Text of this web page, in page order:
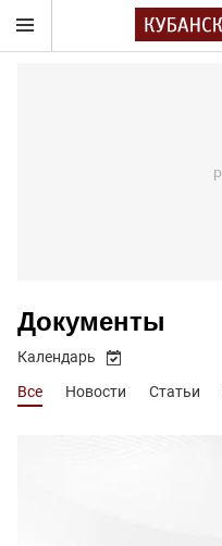
Документы
Все Новости Статьи
Календарь